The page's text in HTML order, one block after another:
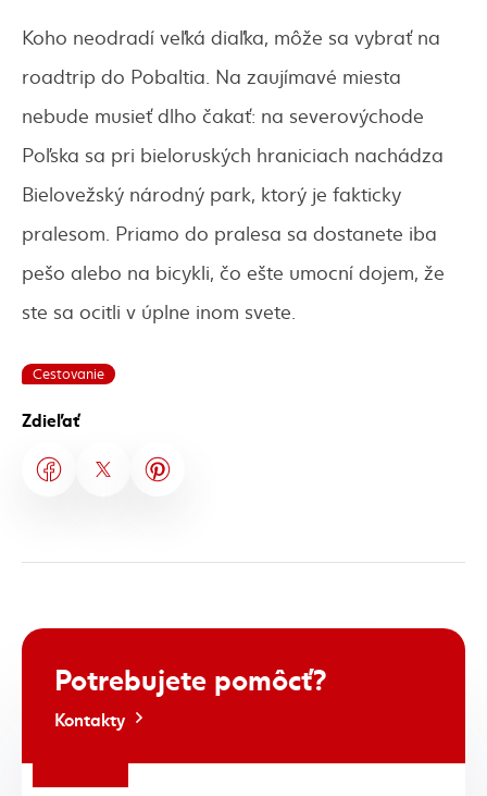
Zdieľať
Koho neodradí veľká diaľka, môže sa vybrať na
roadtrip do Pobaltia. Na zaujímavé miesta
nebude musieť dlho čakať: na severovýchode
Poľska sa pri bieloruských hraniciach nachádza
Bielovežský národný park, ktorý je fakticky
pralesom. Priamo do pralesa sa dostanete iba
pešo alebo na bicykli, čo ešte umocní dojem, že
ste sa ocitli v úplne inom svete.
Cestovanie
Potrebujete pomôcť?
Kontakty